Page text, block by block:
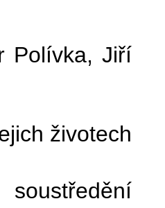
Polívka, Jiří
životech